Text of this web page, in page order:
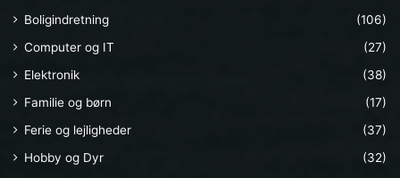
Boligindretning
(106)
Computer og IT
(27)
Elektronik
(38)
Familie og børn
(17)
Ferie og lejligheder
(37)
Hobby og Dyr
(32)